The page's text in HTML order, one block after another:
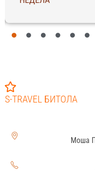
S-TRAVEL БИТОЛА
Моша